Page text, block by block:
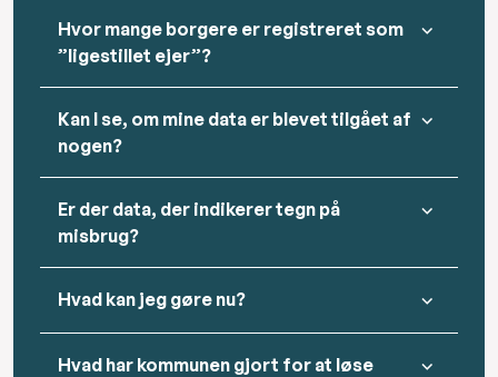
Hvor mange borgere er registreret som
”ligestillet ejer”?
Kan I se, om mine data er blevet tilgået af
nogen?
Er der data, der indikerer tegn på
misbrug?
Hvad kan jeg gøre nu?
Hvad har kommunen gjort for at løse